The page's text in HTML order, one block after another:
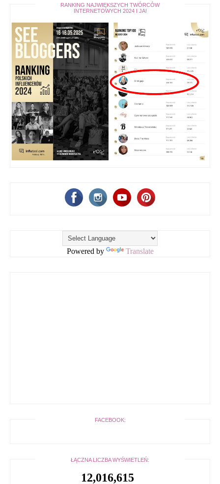
RANKING NAJWIĘKSZYCH TWÓRCÓW
INTERNETOWYCH 2024 I JA!
Powered by Translate
FACEBOOK:
ŁĄCZNA LICZBA WYŚWIETLEŃ:
12,016,615